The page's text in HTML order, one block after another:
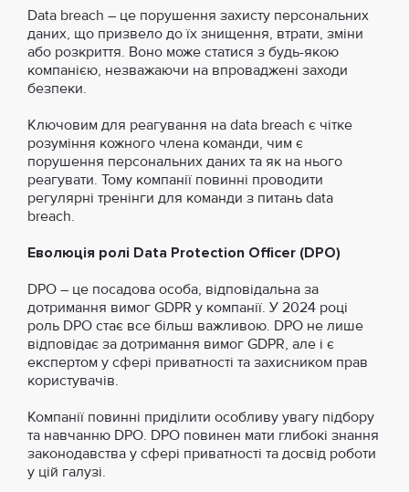
Data breach – це порушення захисту персональних
даних, що призвело до їх знищення, втрати, зміни
або розкриття. Воно може статися з будь-якою
компанією, незважаючи на впроваджені заходи
безпеки.
Ключовим для реагування на data breach є чітке
розуміння кожного члена команди, чим є
порушення персональних даних та як на нього
реагувати. Тому компанії повинні проводити
регулярні тренінги для команди з питань data
breach.
Еволюція ролі Data Protection Officer (DPO)
DPO – це посадова особа, відповідальна за
дотримання вимог GDPR у компанії. У 2024 році
роль DPO стає все більш важливою. DPO не лише
відповідає за дотримання вимог GDPR, але і є
експертом у сфері приватності та захисником прав
користувачів.
Компанії повинні приділити особливу увагу підбору
та навчанню DPO. DPO повинен мати глибокі знання
законодавства у сфері приватності та досвід роботи
у цій галузі.